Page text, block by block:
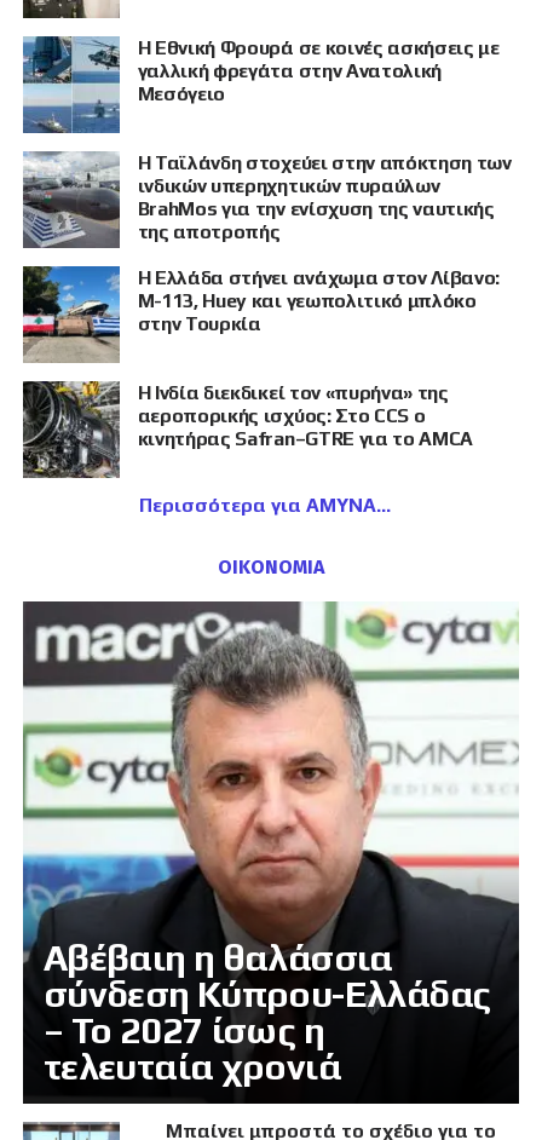
Η Εθνική Φρουρά σε κοινές ασκήσεις με
γαλλική φρεγάτα στην Ανατολική
Μεσόγειο
Η Ταϊλάνδη στοχεύει στην απόκτηση των
ινδικών υπερηχητικών πυραύλων
BrahMos για την ενίσχυση της ναυτικής
της αποτροπής
Η Ελλάδα στήνει ανάχωμα στον Λίβανο:
M-113, Huey και γεωπολιτικό μπλόκο
στην Τουρκία
Η Ινδία διεκδικεί τον «πυρήνα» της
αεροπορικής ισχύος: Στο CCS ο
κινητήρας Safran–GTRE για το AMCA
Περισσότερα για ΑΜΥΝΑ
ΟΙΚΟΝΟΜΙΑ
Αβέβαιη η θαλάσσια
σύνδεση Κύπρου-Ελλάδας
– Το 2027 ίσως η
τελευταία χρονιά
Μπαίνει μπροστά το σχέδιο για το